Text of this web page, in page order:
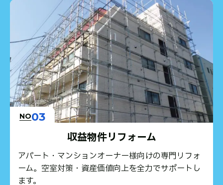
NO03
収益物件リフォーム
アパート・マンションオーナー様向けの専門リフォ
ーム。空室対策・資産価値向上を全力でサポートし
ます。